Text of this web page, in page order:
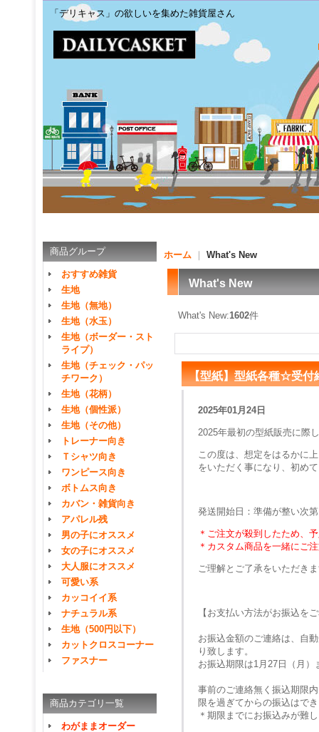
「デリキャス」の欲しいを集めた雑貨屋さん
商品グループ
おすすめ雑貨
生地
生地（無地）
生地（水玉）
生地（ボーダー・スト
ライプ）
生地（チェック・パッ
チワーク）
生地（花柄）
生地（個性派）
生地（その他）
トレーナー向き
Ｔシャツ向き
ワンピース向き
ボトムス向き
カバン・雑貨向き
アパレル残
男の子にオススメ
女の子にオススメ
大人服にオススメ
可愛い系
カッコイイ系
ナチュラル系
生地（500円以下）
カットクロスコーナー
ファスナー
商品カテゴリ一覧
わがままオーダー
ホーム What's New
What's New
What's New:1602件
【型紙】型紙各種☆受付
2025年01月24日
2025年最初の型紙販売に際
この度は、想定をはるかに
をいただく事になり、初め
発送開始日：準備が整い次
＊ご注文が殺到したため、
＊カスタム商品を一緒にご
ご理解とご了承をいただき
【お支払い方法がお振込を
お振込金額のご連絡は、自
り致します。
お振込期限は1月27日（月
事前のご連絡無く振込期限
限を過ぎてからの振込はで
＊期限までにお振込みが難